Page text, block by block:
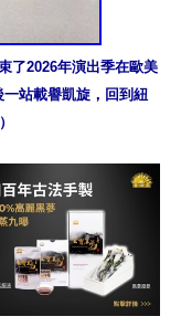
了2026年演出季在歐美
站載譽凱旋，回到紐